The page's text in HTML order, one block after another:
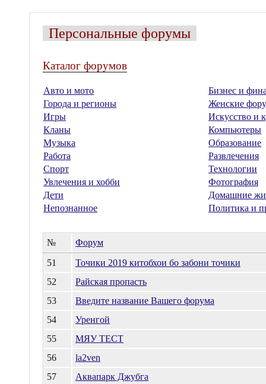
Персональные форумы
Каталог форумов
Авто и мото
Бизнес и
Города и регионы
Женские
Игры
Искусство и
Кланы
Компьютеры
Музыка
Образование
Работа
Развлечения
Спорт
Технологии
Увлечения и хобби
Фотография
Дети
Домашние
Непознанное
Политика и
№
Форум
51
Точики 2019 китобхои бо забони точики
52
Райская пропасть
53
Введите название Вашего форума
54
Уренгой
55
МЯУ ТЕСТ
56
la2ven
57
Аквапарк Джубга